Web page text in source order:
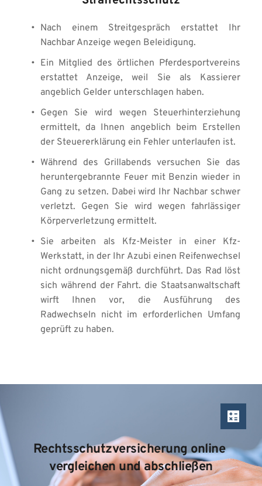
Nach einem Streitgespräch erstattet Ihr
Nachbar Anzeige wegen Beleidigung.
Ein Mitglied des örtlichen Pferdesportvereins
erstattet Anzeige, weil Sie als Kassierer
angeblich Gelder unterschlagen haben.
Gegen Sie wird wegen Steuerhinterziehung
ermittelt, da Ihnen angeblich beim Erstellen
der Steuererklärung ein Fehler unterlaufen ist.
Während des Grillabends versuchen Sie das
heruntergebrannte Feuer mit Benzin wieder in
Gang zu setzen. Dabei wird Ihr Nachbar schwer
verletzt. Gegen Sie wird wegen fahrlässiger
Körperverletzung ermittelt.
Sie arbeiten als Kfz-Meister in einer Kfz-
Werkstatt, in der Ihr Azubi einen Reifenwechsel
nicht ordnungsgemäß durchführt. Das Rad löst
sich während der Fahrt. die Staatsanwaltschaft
wirft Ihnen vor, die Ausführung des
Radwechseln nicht im erforderlichen Umfang
geprüft zu haben.
Rechtsschutzversicherung online
vergleichen und abschließen